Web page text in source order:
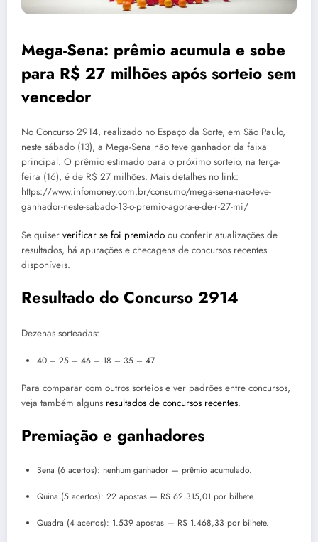
Mega-Sena: prêmio acumula e sobe
para R$ 27 milhões após sorteio sem
vencedor
No Concurso 2914, realizado no Espaço da Sorte, em São Paulo,
neste sábado (13), a Mega-Sena não teve ganhador da faixa
principal. O prêmio estimado para o próximo sorteio, na terça-
feira (16), é de R$ 27 milhões. Mais detalhes no link:
https://www.infomoney.com.br/consumo/mega-sena-nao-teve-
ganhador-neste-sabado-13-o-premio-agora-e-de-r-27-mi/
Se quiser verificar se foi premiado ou conferir atualizações de
resultados, há apurações e checagens de concursos recentes
disponíveis.
Resultado do Concurso 2914
Dezenas sorteadas:
40 – 25 – 46 – 18 – 35 – 47
Para comparar com outros sorteios e ver padrões entre concursos,
veja também alguns resultados de concursos recentes.
Premiação e ganhadores
Sena (6 acertos): nenhum ganhador — prêmio acumulado.
Quina (5 acertos): 22 apostas — R$ 62.315,01 por bilhete.
Quadra (4 acertos): 1.539 apostas — R$ 1.468,33 por bilhete.